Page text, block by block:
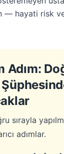
— hayati risk
Adım:
sırayla
adımlar.